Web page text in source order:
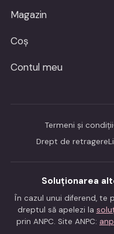
Magazin
Coș
Contul meu
Termeni și condiții
Drept de retragere
Soluționarea
În cazul unui diferend, te
dreptul să apelezi la
prin ANPC. Site ANPC: